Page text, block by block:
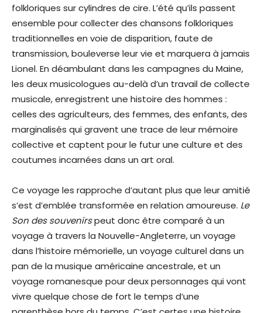
folkloriques sur cylindres de cire. L’été qu’ils passent
ensemble pour collecter des chansons folkloriques
traditionnelles en voie de disparition, faute de
transmission, bouleverse leur vie et marquera à jamais
Lionel. En déambulant dans les campagnes du Maine,
les deux musicologues au-delà d’un travail de collecte
musicale, enregistrent une histoire des hommes :
celles des agriculteurs, des femmes, des enfants, des
marginalisés qui gravent une trace de leur mémoire
collective et captent pour le futur une culture et des
coutumes incarnées dans un art oral.
Ce voyage les rapproche d’autant plus que leur amitié
s’est d’emblée transformée en relation amoureuse. Le
Son des souvenirspeut donc être comparé à un
voyage à travers la Nouvelle-Angleterre, un voyage
dans l’histoire mémorielle, un voyage culturel dans un
pan de la musique américaine ancestrale, et un
voyage romanesque pour deux personnages qui vont
vivre quelque chose de fort le temps d’une